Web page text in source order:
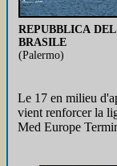
REPUBBLICA DEL
BRASILE
(Palermo)
Le 17 en milieu
vient renforcer la
Med Europe